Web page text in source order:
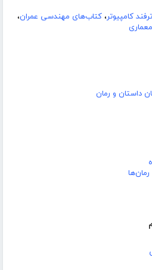
کامپیوتر، کتاب‌های مهندسی عمران،
داستان و رمان
رمان‌ها